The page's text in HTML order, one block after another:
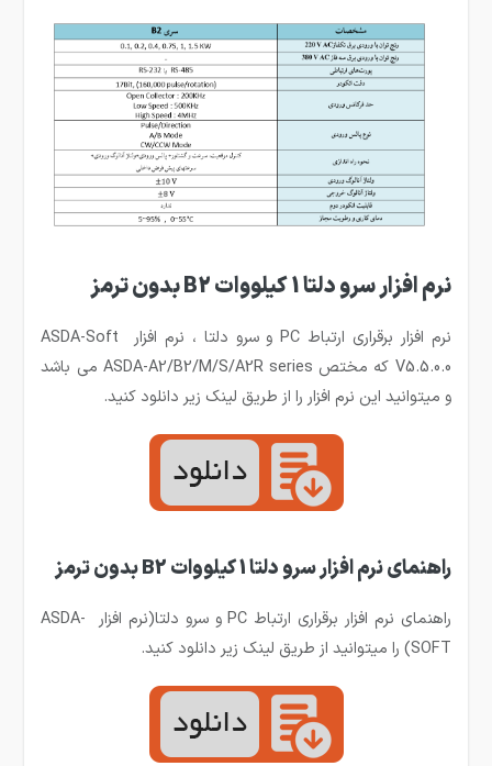
نرم افزار سرو دلتا 1 کیلووات B2 بدون ترمز
نرم افزار برقراری ارتباط PC و سرو دلتا ، نرم افزار ASDA-Soft
V5.5.0.0 که مختص ASDA-A2/B2/M/S/A2R series می باشد
و میتوانید این نرم افزار را از طریق لینک زیر دانلود کنید.
راهنمای نرم افزار سرو دلتا 1 کیلووات B2 بدون ترمز
راهنمای نرم افزار برقراری ارتباط PC و سرو دلتا(نرم افزار ASDA-
SOFT) را میتوانید از طریق لینک زیر دانلود کنید.